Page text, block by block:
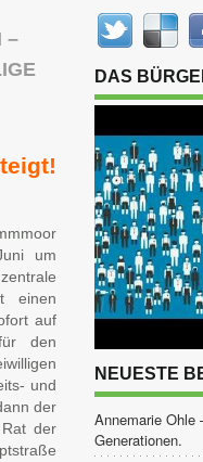
–
um
einen
auf
den
und
der
der
DAS
NEUESTE
Annemarie Ohle
Generationen.